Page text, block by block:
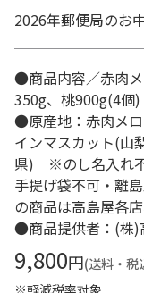
2026年郵便局のお
●商品内容／赤肉
350g、桃900g(4個)
●原産地：赤肉メ
インマスカット(山
県) ※のし名入れ不
手提げ袋不可・離
の商品は高島屋各
●商品提供者：(株
9,800円(送料・税
※軽減税率対象